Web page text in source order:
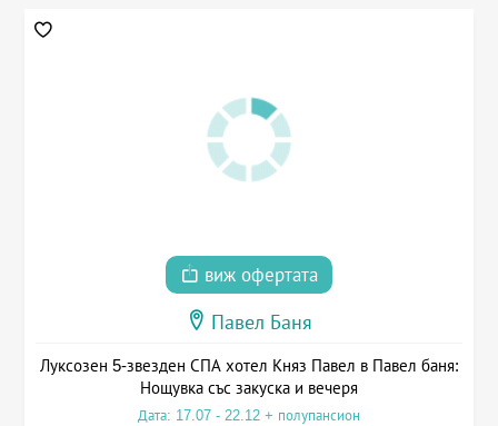
виж офертата
Павел Баня
Луксозен 5-звезден СПА хотел Княз Павел в Павел баня:
Нощувка със закуска и вечеря
Дата: 17.07 - 22.12 + полупансион